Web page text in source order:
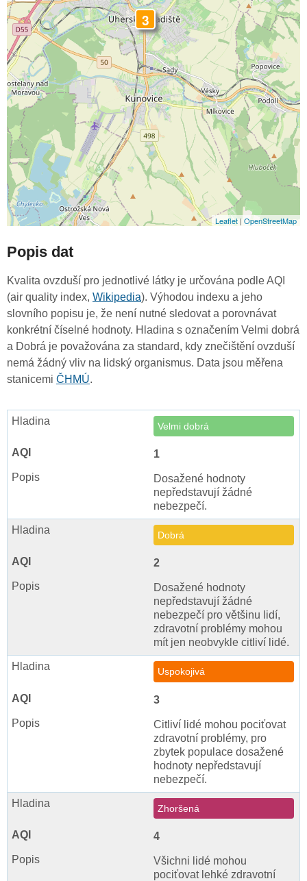
3
Leaflet | OpenStreetMap
Popis dat
Kvalita ovzduší pro jednotlivé látky je určována podle AQI
(air quality index, Wikipedia). Výhodou indexu a jeho
slovního popisu je, že není nutné sledovat a porovnávat
konkrétní číselné hodnoty. Hladina s označením Velmi dobrá
a Dobrá je považována za standard, kdy znečištění ovzduší
nemá žádný vliv na lidský organismus. Data jsou měřena
stanicemi ČHMÚ.
Velmi dobrá
1
Dosažené hodnoty
nepředstavují žádné
nebezpečí.
Dobrá
2
Dosažené hodnoty
nepředstavují žádné
nebezpečí pro většinu lidí,
zdravotní problémy mohou
mít jen neobvykle citliví lidé.
Uspokojivá
3
Citliví lidé mohou pociťovat
zdravotní problémy, pro
zbytek populace dosažené
hodnoty nepředstavují
nebezpečí.
Zhoršená
4
Všichni lidé mohou
pociťovat lehké zdravotní